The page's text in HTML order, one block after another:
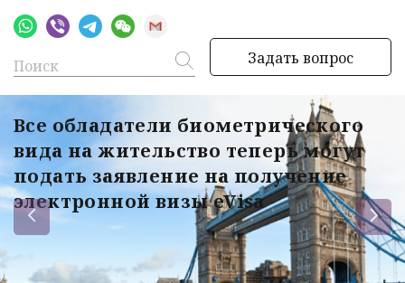
Задать вопрос
Все обладатели биометрического
вида на жительство теперь могут
подать заявление на получение
электронной визы eVisa